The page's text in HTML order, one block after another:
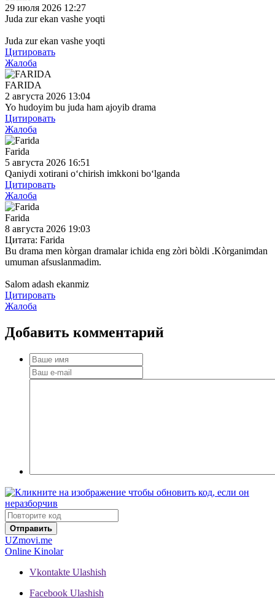
29 июля 2026 12:27
Juda zur ekan vashe yoqti
Juda zur ekan vashe yoqti
Цитировать
Жалоба
FARIDA
2 августа 2026 13:04
Yo hudoyim bu juda ham ajoyib drama
Цитировать
Жалоба
Farida
5 августа 2026 16:51
Qaniydi xotirani o‘chirish imkkoni bo‘lganda
Цитировать
Жалоба
Farida
8 августа 2026 19:03
Цитата: Farida
Bu drama men kòrgan dramalar ichida eng zòri bòldi .Kòrganimdan
umuman afsuslanmadim.
Salom adash ekanmiz
Цитировать
Жалоба
Добавить комментарий
Отправить
UZmovi.me
Online Kinolar
Vkontakte Ulashish
Facebook Ulashish